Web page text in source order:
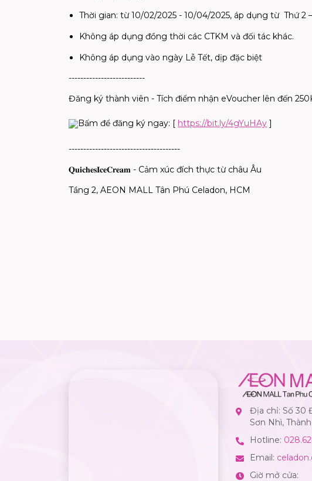
Thời gian: từ 10/02/2025 - 10/04/2025, áp dụng từ Thứ 2
Không áp dụng đồng thời các CTKM và đối tác khác.
Không áp dụng vào ngày Lễ Tết, dịp đặc biệt
--------------------------
Đăng ký thành viên - Tích điểm nhận eVoucher lên đến
Bấm để đăng ký ngay: [ https://bit.ly/4gYuHAy ]
--------------------------------------
𝐐𝐮𝐢𝐜𝐡𝐞𝐬𝐈𝐜𝐞𝐂𝐫𝐞𝐚𝐦 - Cảm xúc đích thực từ châu Âu
Tầng 2, AEON MALL Tân Phú Celadon, HCM
Địa chỉ: Số 30
Sơn Nhì,
Hotline:
Email:
Giờ mở cửa: